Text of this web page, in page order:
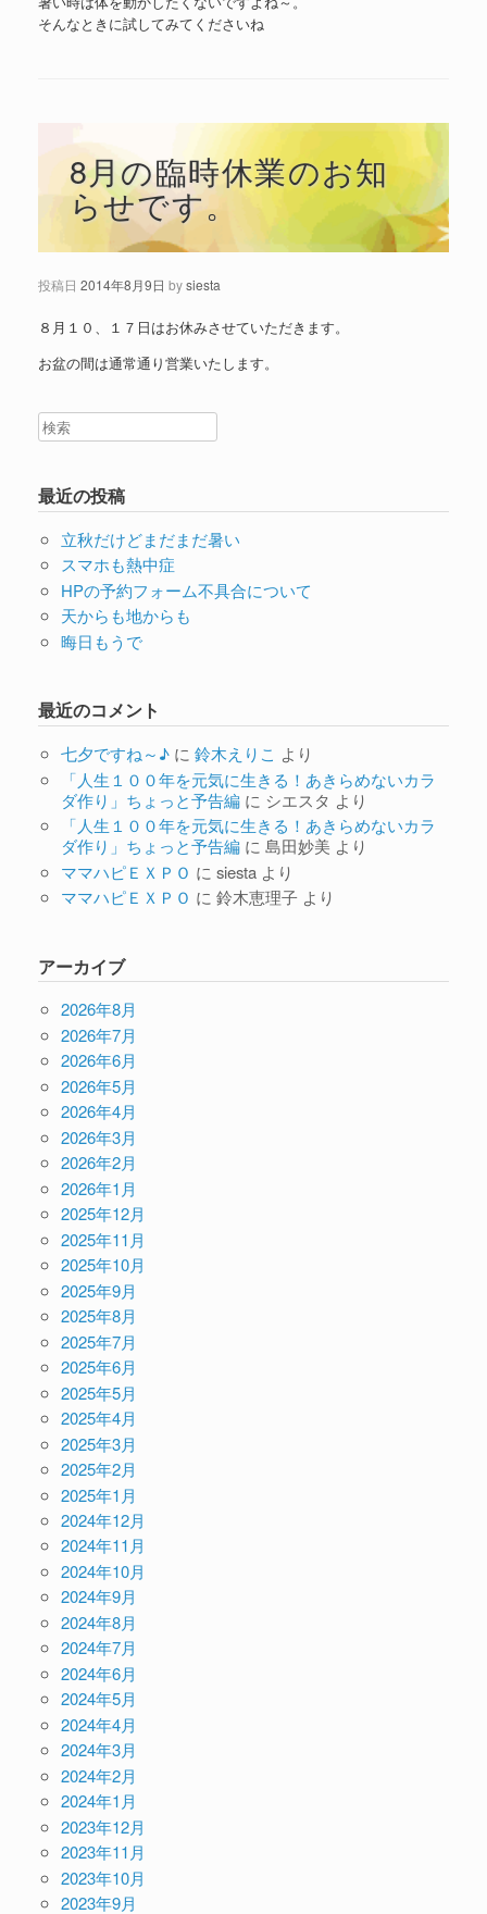
そんなときに試してみてくださいね
8月の臨時休業のお知
らせです。
投稿日 2014年8月9日 bysiesta
８月１０、１７日はお休みさせていただきます。
お盆の間は通常通り営業いたします。
最近の投稿
立秋だけどまだまだ暑い
スマホも熱中症
HPの予約フォーム不具合について
天からも地からも
晦日もうで
最近のコメント
七夕ですね～♪に 鈴木えりこ より
「人生１００年を元気に生きる！あきらめないカラ
ダ作り」ちょっと予告編に シエスタ より
「人生１００年を元気に生きる！あきらめないカラ
ダ作り」ちょっと予告編に 島田妙美 より
ママハピＥＸＰＯ に siestaより
ママハピＥＸＰＯ に 鈴木恵理子より
アーカイブ
2026年8月
2026年7月
2026年6月
2026年5月
2026年4月
2026年3月
2026年2月
2026年1月
2025年12月
2025年11月
2025年10月
2025年9月
2025年8月
2025年7月
2025年6月
2025年5月
2025年4月
2025年3月
2025年2月
2025年1月
2024年12月
2024年11月
2024年10月
2024年9月
2024年8月
2024年7月
2024年6月
2024年5月
2024年4月
2024年3月
2024年2月
2024年1月
2023年12月
2023年11月
2023年10月
2023年9月